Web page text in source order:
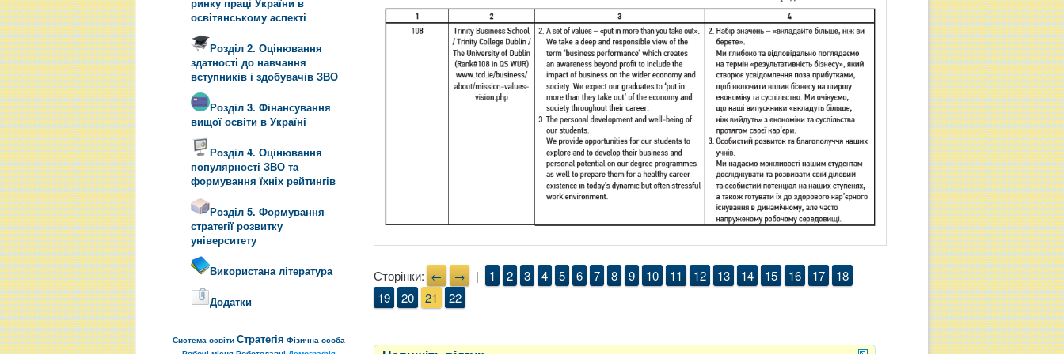
Сторінки: ← → | 1 2 3 4 5 6 7 8 9 10 11 12 13 14 15 16 17
18
19
20 21 22
освітянському аспекті
Розділ 2. Оцінювання
здатності до навчання
вступників і здобувачів ЗВО
Розділ 3. Фінансування
вищої освіти в Україні
Розділ 4. Оцінювання
популярності ЗВО та
формування їхніх рейтингів
Розділ 5. Формування
стратегії розвитку
університету
Використана література
Додатки
Система освіти Стратегія Фізична особа